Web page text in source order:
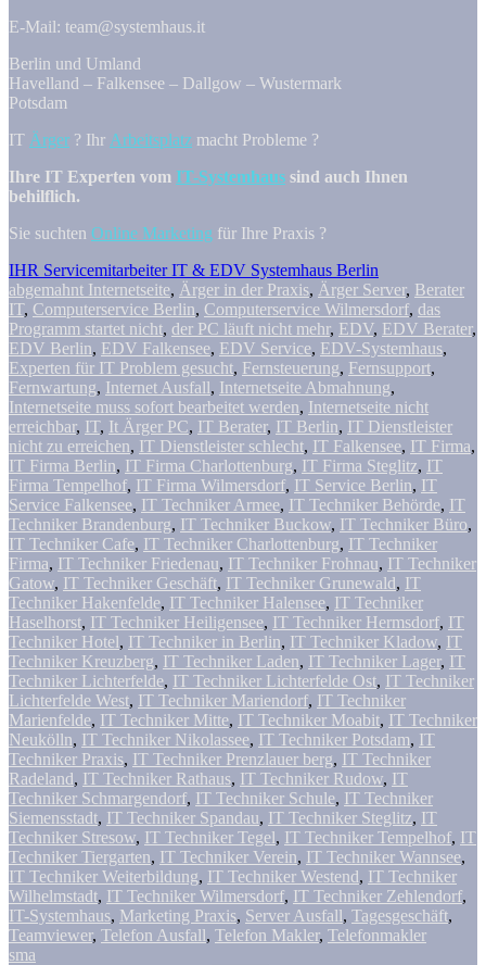
E-Mail: team@systemhaus.it
Berlin und Umland
Havelland – Falkensee – Dallgow – Wustermark
Potsdam
IT Ärger ? Ihr Arbeitsplatz macht Probleme ?
Ihre IT Experten vom IT-Systemhaus sind auch Ihnen
behilflich.
Sie suchten Online Marketing für Ihre Praxis ?
IHR Servicemitarbeiter IT & EDV Systemhaus Berlin
abgemahnt Internetseite, Ärger in der Praxis, Ärger Server, Berater
IT, Computerservice Berlin, Computerservice Wilmersdorf, das
Programm startet nicht, der PC läuft nicht mehr, EDV, EDV Berater,
EDV Berlin, EDV Falkensee, EDV Service, EDV-Systemhaus,
Experten für IT Problem gesucht, Fernsteuerung, Fernsupport,
Fernwartung, Internet Ausfall, Internetseite Abmahnung,
Internetseite muss sofort bearbeitet werden, Internetseite nicht
erreichbar, IT, It Ärger PC, IT Berater, IT Berlin, IT Dienstleister
nicht zu erreichen, IT Dienstleister schlecht, IT Falkensee, IT Firma,
IT Firma Berlin, IT Firma Charlottenburg, IT Firma Steglitz, IT
Firma Tempelhof, IT Firma Wilmersdorf, IT Service Berlin, IT
Service Falkensee, IT Techniker Armee, IT Techniker Behörde, IT
Techniker Brandenburg, IT Techniker Buckow, IT Techniker Büro,
IT Techniker Cafe, IT Techniker Charlottenburg, IT Techniker
Firma, IT Techniker Friedenau, IT Techniker Frohnau, IT Techniker
Gatow, IT Techniker Geschäft, IT Techniker Grunewald, IT
Techniker Hakenfelde, IT Techniker Halensee, IT Techniker
Haselhorst, IT Techniker Heiligensee, IT Techniker Hermsdorf, IT
Techniker Hotel, IT Techniker in Berlin, IT Techniker Kladow, IT
Techniker Kreuzberg, IT Techniker Laden, IT Techniker Lager, IT
Techniker Lichterfelde, IT Techniker Lichterfelde Ost, IT Techniker
Lichterfelde West, IT Techniker Mariendorf, IT Techniker
Marienfelde, IT Techniker Mitte, IT Techniker Moabit, IT Techniker
Neukölln, IT Techniker Nikolassee, IT Techniker Potsdam, IT
Techniker Praxis, IT Techniker Prenzlauer berg, IT Techniker
Radeland, IT Techniker Rathaus, IT Techniker Rudow, IT
Techniker Schmargendorf, IT Techniker Schule, IT Techniker
Siemensstadt, IT Techniker Spandau, IT Techniker Steglitz, IT
Techniker Stresow, IT Techniker Tegel, IT Techniker Tempelhof, IT
Techniker Tiergarten, IT Techniker Verein, IT Techniker Wannsee,
IT Techniker Weiterbildung, IT Techniker Westend, IT Techniker
Wilhelmstadt, IT Techniker Wilmersdorf, IT Techniker Zehlendorf,
IT-Systemhaus, Marketing Praxis, Server Ausfall, Tagesgeschäft,
Teamviewer, Telefon Ausfall, Telefon Makler, Telefonmakler
sma